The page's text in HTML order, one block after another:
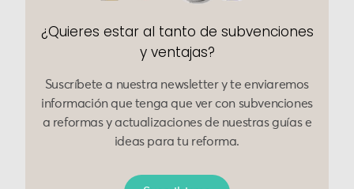
¿Quieres estar al tanto de subvenciones
y ventajas?
Suscríbete a nuestra newsletter y te enviaremos
información que tenga que ver con subvenciones
a reformas y actualizaciones de nuestras guías e
ideas para tu reforma.